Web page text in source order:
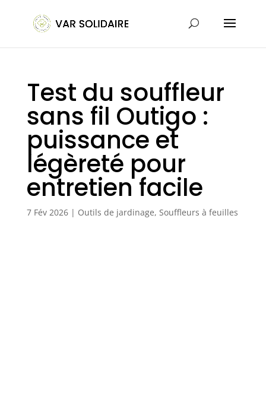
Test du souffleur
sans fil Outigo :
puissance et
légèreté pour
entretien facile
7 Fév 2026| Outils de jardinage, Souffleurs à feuilles